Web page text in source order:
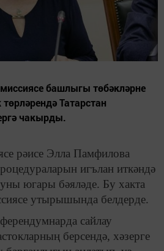
башлыгы төбәкләрне
Татарстан
чакырды.
рәисе Элла Памфилова
игълан иткәндә
югары бәяләде. Бу хакта
утырышында белдерде.
сайлау
берсендә, хәзерге